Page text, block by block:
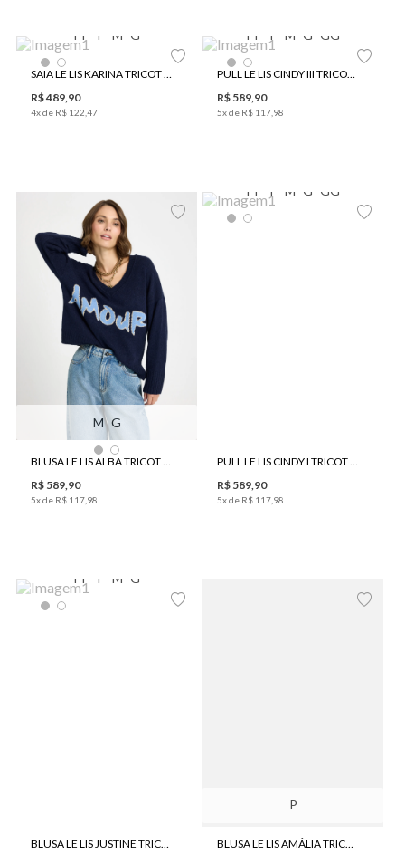
PP P M G
SAIA LE LIS KARINA TRICOT FEMININA
R$489 90
4x de R$ 122 47
PP P M G GG
PULL LE LIS CINDY III TRICOT FEMININO
R$ 589 90
5x de R$ 117 98
M G
BLUSA LE LIS ALBA TRICOT FEMININA
R$ 589 90
5x de R$ 117 98
PP P M G GG
PULL LE LIS CINDY I TRICOT FEMININO
R$ 589 90
5x de R$ 117 98
PP P M G
BLUSA LE LIS JUSTINE TRICOT FEMININA
P
BLUSA LE LIS AMÁLIA TRICOT FEMININA